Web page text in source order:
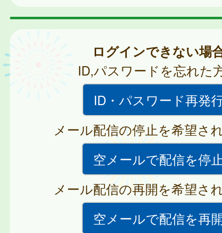
ログインできない場
ID,パスワードを忘れた
ID・パスワード再発
メール配信の停止を希望さ
空メールで配信を停
メール配信の再開を希望さ
空メールで配信を再